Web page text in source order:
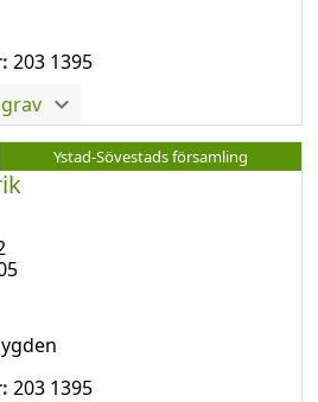
203 1395
Ystad-Sövestads församling
203 1395